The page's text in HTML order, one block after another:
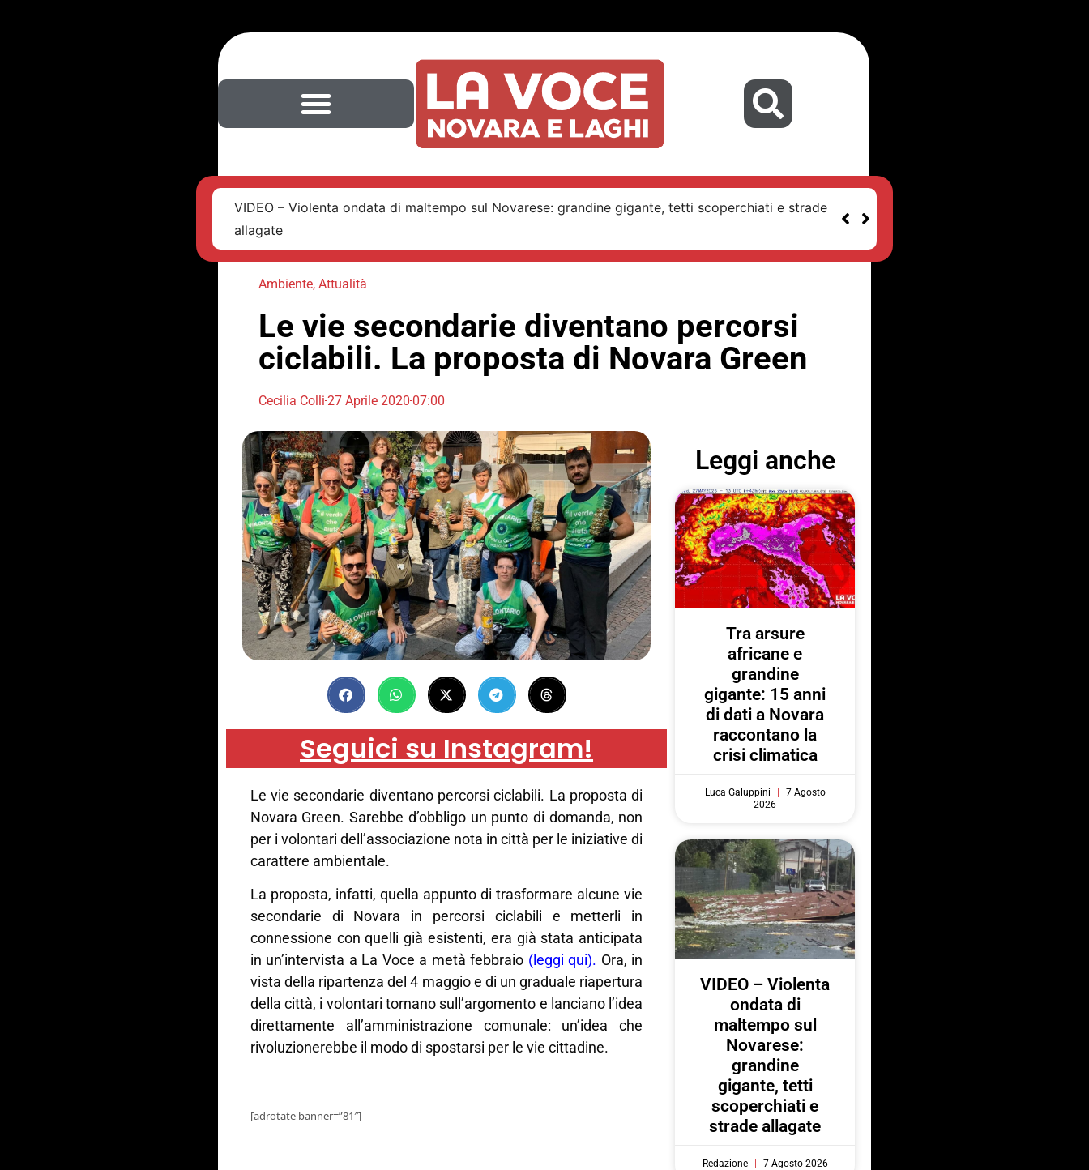
VIDEO – Violenta ondata di maltempo sul Novarese: grandine gigante, tetti scoperchiati e strade
allagate
Ambiente, Attualità
Le vie secondarie diventano percorsi
ciclabili. La proposta di Novara Green
Cecilia Colli27 Aprile 202007:00
Seguici su Instagram!
Le vie secondarie diventano percorsi ciclabili. La proposta di
Novara Green. Sarebbe d’obbligo un punto di domanda, non
per i volontari dell’associazione nota in città per le iniziative di
carattere ambientale.
La proposta, infatti, quella appunto di trasformare alcune vie
secondarie di Novara in percorsi ciclabili e metterli in
connessione con quelli già esistenti, era già stata anticipata
in un’intervista a La Voce a metà febbraio (leggi qui). Ora, in
vista della ripartenza del 4 maggio e di un graduale riapertura
della città, i volontari tornano sull’argomento e lanciano l’idea
direttamente all’amministrazione comunale: un’idea che
rivoluzionerebbe il modo di spostarsi per le vie cittadine.
[adrotate banner=”81″]
Leggi anche
Tra arsure
africane e
grandine
gigante: 15 anni
di dati a Novara
raccontano la
crisi climatica
Luca Galuppini
7 Agosto
2026
VIDEO – Violenta
ondata di
maltempo sul
Novarese:
grandine
gigante, tetti
scoperchiati e
strade allagate
Redazione 7 Agosto 2026